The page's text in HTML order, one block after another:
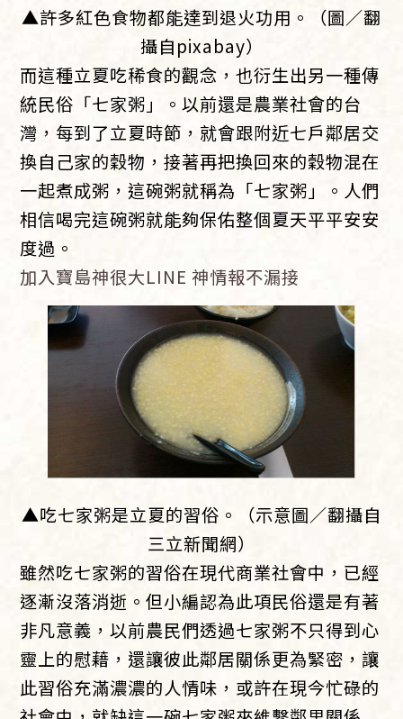
▲許多紅色食物都能達到退火功用。（圖／翻
攝自pixabay）
而這種立夏吃稀食的觀念，也衍生出另一種傳
統民俗「七家粥」。以前還是農業社會的台
灣，每到了立夏時節，就會跟附近七戶鄰居交
換自己家的穀物，接著再把換回來的穀物混在
一起煮成粥，這碗粥就稱為「七家粥」。人們
相信喝完這碗粥就能夠保佑整個夏天平平安安
度過。
加入寶島神很大LINE 神情報不漏接
▲吃七家粥是立夏的習俗。（示意圖／翻攝自
三立新聞網）
雖然吃七家粥的習俗在現代商業社會中，已經
逐漸沒落消逝。但小編認為此項民俗還是有著
非凡意義，以前農民們透過七家粥不只得到心
靈上的慰藉，還讓彼此鄰居關係更為緊密，讓
此習俗充滿濃濃的人情味，或許在現今忙碌的